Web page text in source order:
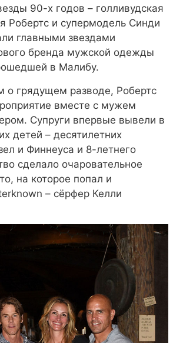
90-х годов – голливудская
Робертс и супермодель Синди
главными звездами
бренда мужской одежды
в Малибу.
о грядущем разводе, Робертс
вместе с мужем
Супруги впервые вывели в
детей – десятилетних
и Финнеуса и 8-летнего
сделало очаровательное
на которое попал и
– сёрфер Келли